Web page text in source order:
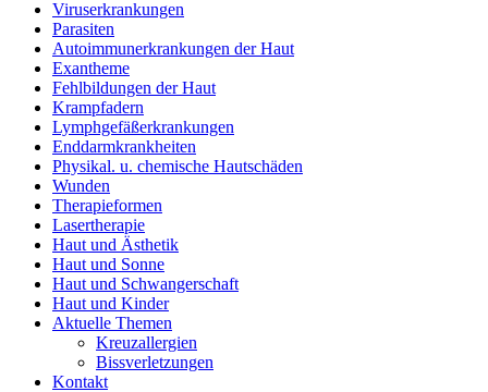
Viruserkrankungen
Parasiten
Autoimmunerkrankungen der Haut
Exantheme
Fehlbildungen der Haut
Krampfadern
Lymphgefäßerkrankungen
Enddarmkrankheiten
Physikal. u. chemische Hautschäden
Wunden
Therapieformen
Lasertherapie
Haut und Ästhetik
Haut und Sonne
Haut und Schwangerschaft
Haut und Kinder
Aktuelle Themen
Kreuzallergien
Bissverletzungen
Kontakt